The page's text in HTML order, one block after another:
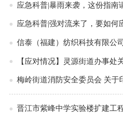
应急科普|暴雨来袭，这份指南
应急科普|强对流来了，要如何
信泰（福建）纺织科技有限公
【应对情况】灵源街道办事处
梅岭街道消防安全委员会 关于
晋江市紫峰中学实验楼扩建工